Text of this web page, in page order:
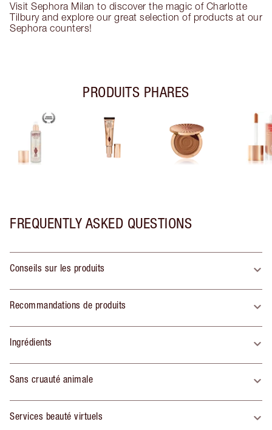
Visit Sephora Milan to discover the magic of Charlotte
Tilbury and explore our great selection of products at our
Sephora counters!
PRODUITS PHARES
FREQUENTLY ASKED QUESTIONS
Conseils sur les produits
Recommandations de produits
Ingrédients
Sans cruauté animale
Services beauté virtuels